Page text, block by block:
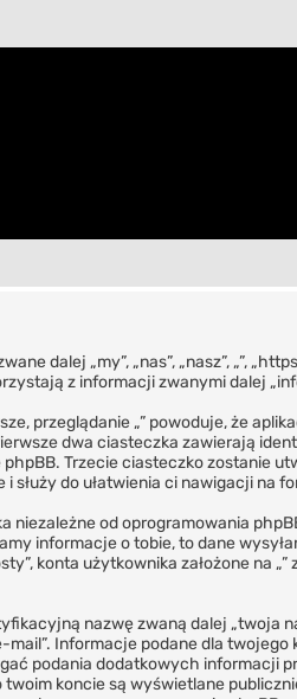
dalej „my”, „nas”, „nasz”, „”,
z informacji zwanymi dalej
przeglądanie „” powoduje, że
dwa ciasteczka zawierają
Trzecie ciasteczko zostanie
służy do ułatwienia ci nawigacji na
niezależne od oprogramowania
informacje o tobie, to dane
konta użytkownika założone na
nazwę zwaną dalej „twoja
Informacje podane dla
podania dodatkowych informacji
koncie są wyświetlane